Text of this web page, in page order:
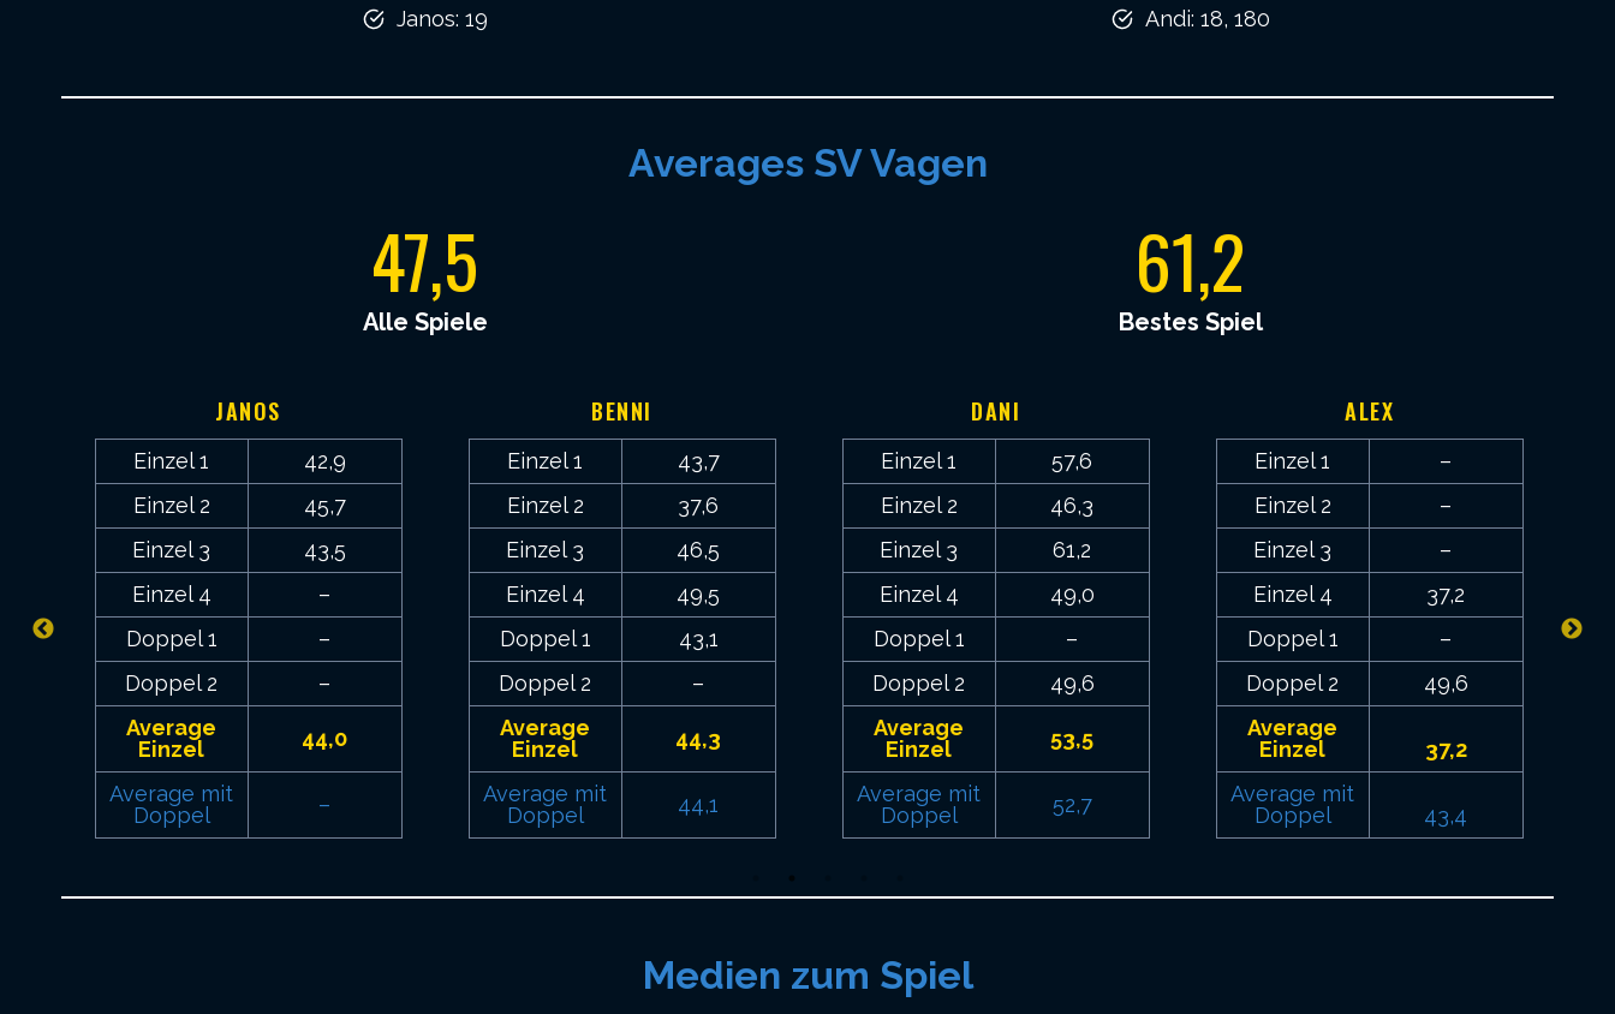
Janos: 19
Andi: 18, 180
Averages SV Vagen
47,5
Alle Spiele
61,2
Bestes Spiel
JANOS
Einzel 1
42,9
Einzel 2
45,7
Einzel 3
43,5
Einzel 4
–
Doppel 1
–
Doppel 2
–
Average
Einzel
44,0
Average mit
Doppel
–
BENNI
Einzel 1
43,7
Einzel 2
37,6
Einzel 3
46,5
Einzel 4
49,5
Doppel 1
43,1
Doppel 2
–
Average
Einzel
44,3
Average mit
Doppel
44,1
DANI
Einzel 1
57,6
Einzel 2
46,3
Einzel 3
61,2
Einzel 4
49,0
Doppel 1
–
Doppel 2
49,6
Average
Einzel
53,5
Average mit
Doppel
52,7
ALEX
Einzel 1
–
Einzel 2
–
Einzel 3
–
Einzel 4
37,2
Doppel 1
–
Doppel 2
49,6
Average
Einzel
37,2
Average mit
Doppel
43,4
Medien zum Spiel